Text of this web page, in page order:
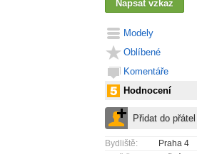
Modely
Oblíbené
Komentáře
Hodnocení
Bydliště:
Praha 4